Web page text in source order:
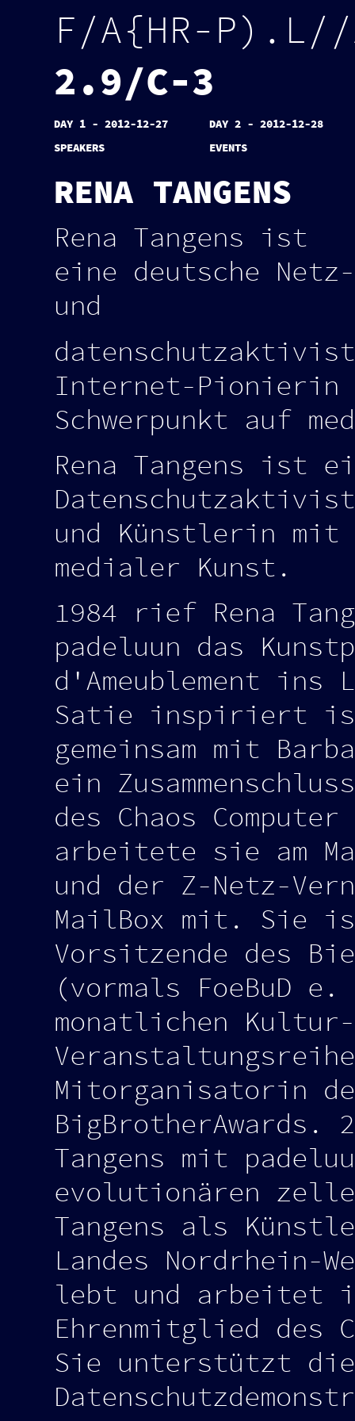
DAY 1 - 2012-12-27
DAY 2 - 2012-12-28
SPEAKERS
EVENTS
F/A{ HR- P) . L/ /
2.9/C-3
RENA TANGENS
Rena Tangens ist
eine deutsche Netz-
und
Internet-Pionierin
Schwerpunkt auf
Rena Tangens ist
und Künstlerin mit
medialer Kunst.
1984 rief Rena
padeluun das
d'Ameublement ins
Satie inspiriert
gemeinsam mit
ein
des Chaos
arbeitete sie am
und der Z-Netz-
MailBox mit. Sie
Vorsitzende des
(vormals FoeBuD
monatlichen
Mitorganisatorin
BigBrotherAwards.
Tangens mit
evolutionären
Tangens als
Landes Nordrhein-
lebt und arbeitet
Ehrenmitglied des
Sie unterstützt die